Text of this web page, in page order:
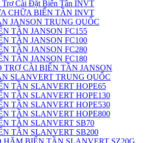
Trợ Cài Đặt Biến Tần INVT
CHỮA BIẾN TẦN INVT
JANSON TRUNG QUỐC
TẦN JANSON FC155
TẦN JANSON FC100
TẦN JANSON FC280
TẦN JANSON FC180
TRỢ CÀI BIẾN TẦN JANSON
SLANVERT TRUNG QUỐC
TẦN SLANVERT HOPE65
TẦN SLANVERT HOPE130
TẦN SLANVERT HOPE530
TẦN SLANVERT HOPE800
TẦN SLANVERT SB70
TẦN SLANVERT SB200